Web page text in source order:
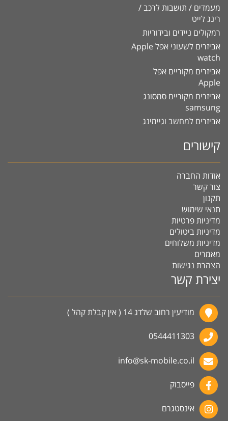
מעמדים / תושבות לרכב /
רינג לייט
רמקולים ניידים ובידוריות
אביזרים לשעוני אפל Apple
watch
אביזרים מקוריים אפל
Apple
אביזרים מקוריים סמסונג
samsung
אביזרים למחשב וגיימינג
קישורים
אודות החברה
צור קשר
תקנון
תנאי שימוש
מדיניות פרטיות
מדיניות ביטולים
מדיניות משלוחים
מאמרים
הצהרת נגישות
יצירת קשר
מודיעין רחוב שלדג 14 ( אין קבלת קהל )
0544411303
info@sk-mobile.co.il
פייסבוק
אינסטגרם